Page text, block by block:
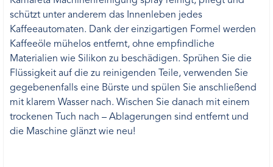
schützt unter anderem das Innenleben jedes
Kaffeeautomaten. Dank der einzigartigen Formel werden
Kaffeeöle mühelos entfernt, ohne empfindliche
Materialien wie Silikon zu beschädigen. Sprühen Sie die
Flüssigkeit auf die zu reinigenden Teile, verwenden Sie
gegebenenfalls eine Bürste und spülen Sie anschließend
mit klarem Wasser nach. Wischen Sie danach mit einem
trockenen Tuch nach – Ablagerungen sind entfernt und
die Maschine glänzt wie neu!